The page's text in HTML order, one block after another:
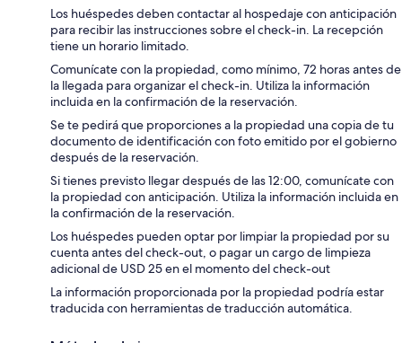
Los huéspedes deben contactar al hospedaje con anticipación
para recibir las instrucciones sobre el check-in. La recepción
tiene un horario limitado.
Comunícate con la propiedad, como mínimo, 72 horas antes de
la llegada para organizar el check-in. Utiliza la información
incluida en la confirmación de la reservación.
Se te pedirá que proporciones a la propiedad una copia de tu
documento de identificación con foto emitido por el gobierno
después de la reservación.
Si tienes previsto llegar después de las 12:00, comunícate con
la propiedad con anticipación. Utiliza la información incluida en
la confirmación de la reservación.
Los huéspedes pueden optar por limpiar la propiedad por su
cuenta antes del check-out, o pagar un cargo de limpieza
adicional de USD 25 en el momento del check-out
La información proporcionada por la propiedad podría estar
traducida con herramientas de traducción automática.